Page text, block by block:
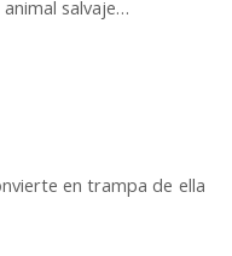
salvaje…
en trampa de ella